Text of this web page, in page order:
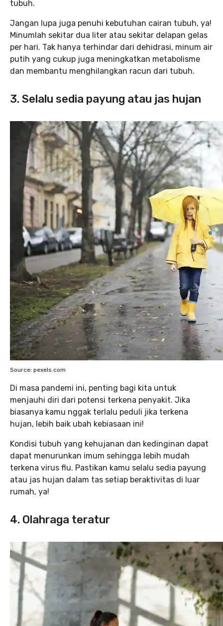
tubuh.
Jangan lupa juga penuhi kebutuhan cairan tubuh, ya!
Minumlah sekitar dua liter atau sekitar delapan gelas
per hari. Tak hanya terhindar dari dehidrasi, minum air
putih yang cukup juga meningkatkan metabolisme
dan membantu menghilangkan racun dari tubuh.
3. Selalu sedia payung atau jas hujan
Source: pexels.com
Di masa pandemi ini, penting bagi kita untuk
menjauhi diri dari potensi terkena penyakit. Jika
biasanya kamu nggak terlalu peduli jika terkena
hujan, lebih baik ubah kebiasaan ini!
Kondisi tubuh yang kehujanan dan kedinginan dapat
dapat menurunkan imum sehingga lebih mudah
terkena virus flu. Pastikan kamu selalu sedia payung
atau jas hujan dalam tas setiap beraktivitas di luar
rumah, ya!
4. Olahraga teratur